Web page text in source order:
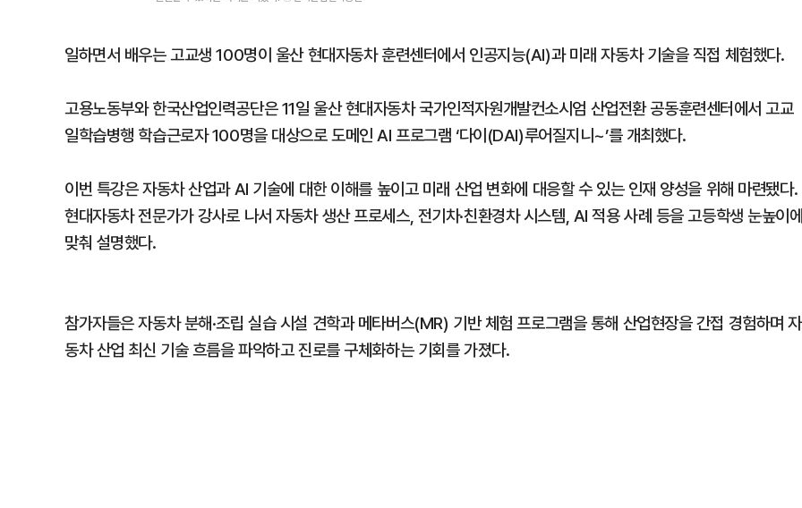
일하면서 배우는 고교생 100명이 울산 현대자동차 훈련센터에서 인공지능(AI)과 미래 자동차 기술을 직접 체험했다.
고용노동부와 한국산업인력공단은 11일 울산 현대자동차 국가인적자원개발컨소시엄 산업전환 공동훈련센터에서 고교
일학습병행 학습근로자 100명을 대상으로 도메인 AI 프로그램 ‘다이(DAI)루어질지니~’를 개최했다.
이번 특강은 자동차 산업과 AI 기술에 대한 이해를 높이고 미래 산업 변화에 대응할 수 있는 인재 양성을 위해 마련됐다.
현대자동차 전문가가 강사로 나서 자동차 생산 프로세스, 전기차·친환경차 시스템, AI 적용 사례 등을 고등학생 눈높이
맞춰 설명했다.
참가자들은 자동차 분해·조립 실습 시설 견학과 메타버스(MR) 기반 체험 프로그램을 통해 산업현장을 간접 경험하며 자
동차 산업 최신 기술 흐름을 파악하고 진로를 구체화하는 기회를 가졌다.